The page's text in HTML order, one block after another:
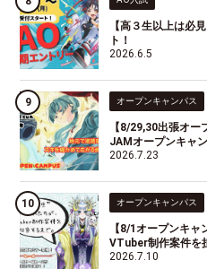
【高３生以上は必
ト！
2026.6.5
オープンキャンパス
【8/29,30出張オ
JAMオープンキャ
2026.7.23
オープンキャンパス
【8/1オープンキャ
VTuber制作案件を
2026.7.10